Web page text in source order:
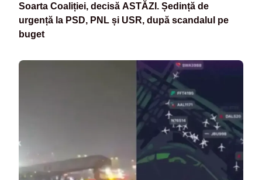
Soarta Coaliției, decisă ASTĂZI. Ședință de
urgență la PSD, PNL și USR, după scandalul pe
buget